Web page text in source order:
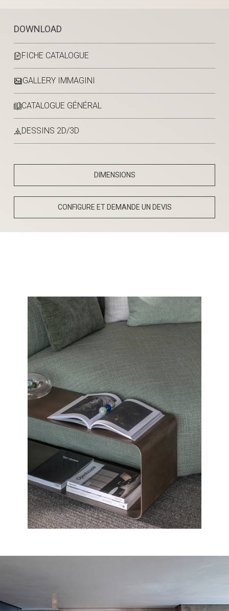
DOWNLOAD
FICHE CATALOGUE
GALLERY IMMAGINI
CATALOGUE GÉNÉRAL
DESSINS 2D/3D
DIMENSIONS
CONFIGURE ET DEMANDE UN DEVIS